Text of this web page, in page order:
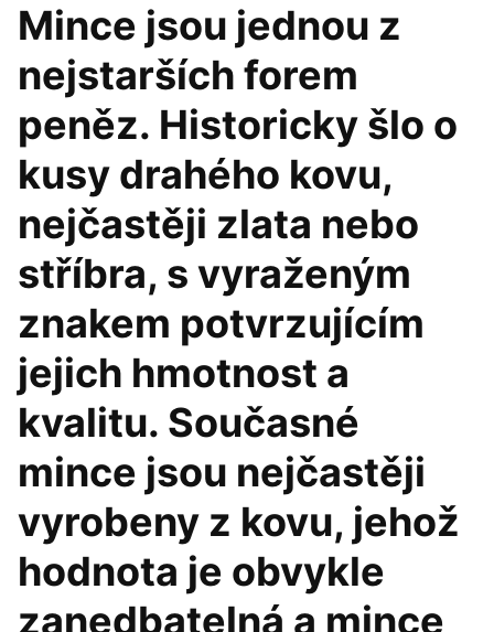
Mince jsou jednou z
nejstarších forem
peněz. Historicky šlo o
kusy drahého kovu,
nejčastěji zlata nebo
stříbra, s vyraženým
znakem potvrzujícím
jejich hmotnost a
kvalitu. Současné
mince jsou nejčastěji
vyrobeny z kovu, jehož
hodnota je obvykle
zanedbatelná a mince